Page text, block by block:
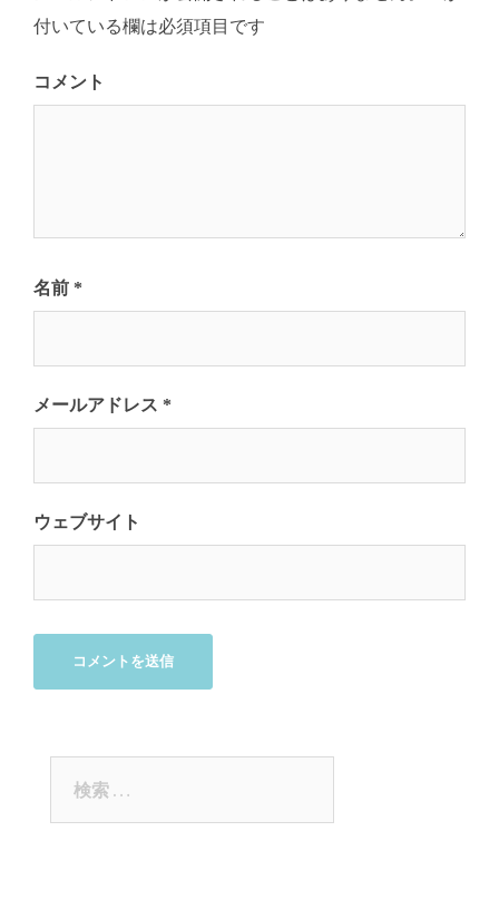
ョ
ン
付いている欄は必須項目です
コメント
名前 *
メールアドレス *
ウェブサイト